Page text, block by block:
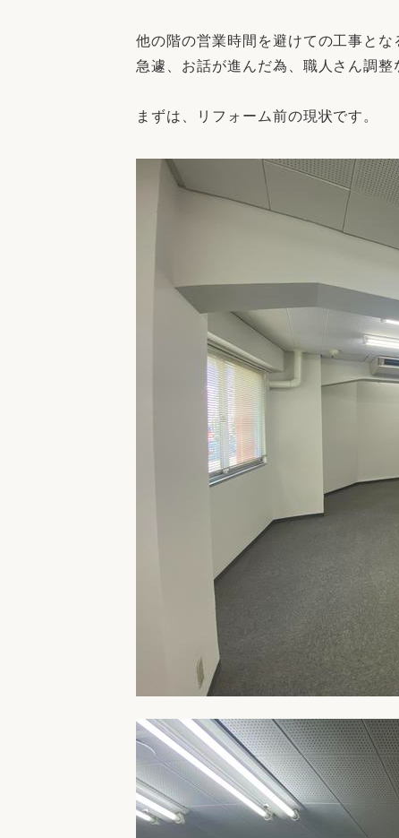
中古物件探しから性能向上リフォームを
他の階の営業時間を避けての工事と
急遽、お話が進んだ為、職人さん調
まずは、リフォーム前の現状です。